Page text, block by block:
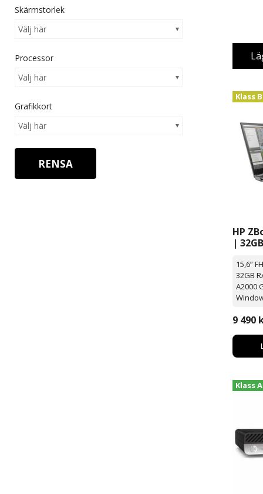
HP
|
15,6″
Klass B
15,6”
32GB
A2000
9 490
Klass A
Skärmstorlek
Välj här
Processor
Välj här
Grafikkort
Välj här
RENSA